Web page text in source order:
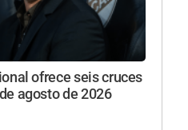
ofrece seis cruces
agosto de 2026